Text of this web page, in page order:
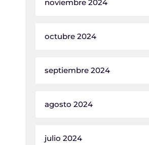
noviembre 2024
octubre 2024
septiembre 2024
agosto 2024
julio 2024